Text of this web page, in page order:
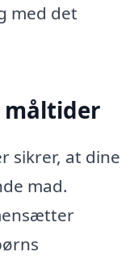
med det
måltider
sikrer, at dine
mad.